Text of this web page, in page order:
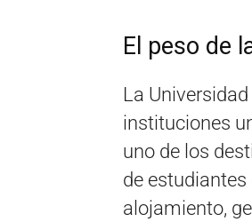
El peso de
La
instituciones
uno de los
de estudiantes
alojamiento,